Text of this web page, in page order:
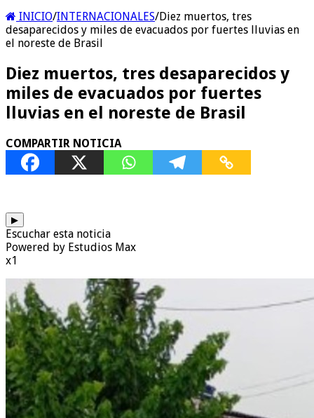
INICIO/INTERNACIONALES/Diez muertos, tres
desaparecidos y miles de evacuados por fuertes lluvias en
el noreste de Brasil
Diez muertos, tres desaparecidos y
miles de evacuados por fuertes
lluvias en el noreste de Brasil
COMPARTIR NOTICIA
▶
Escuchar esta noticia
Powered by Estudios Max
x1